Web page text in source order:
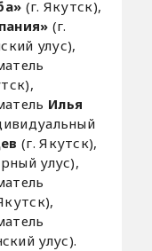
(г. Якутск),
(г.
улус),
Илья
(г. Якутск),
улус),
улус).